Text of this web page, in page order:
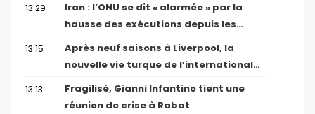
13:29
Iran : l’ONU se dit « alarmée » par la
hausse des exécutions depuis les…
13:15
Après neuf saisons à Liverpool, la
nouvelle vie turque de l’international…
13:13
Fragilisé, Gianni Infantino tient une
réunion de crise à Rabat